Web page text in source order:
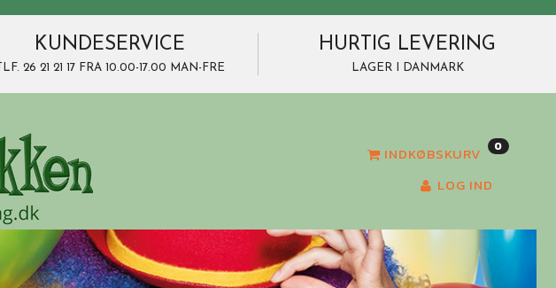
KUNDESERVICE
TLF. 26 21 21 17 FRA 10.00-17.00 MAN-FRE
HURTIG LEVERING
LAGER I DANMARK
INDKØBSKURV 0
LOG IND